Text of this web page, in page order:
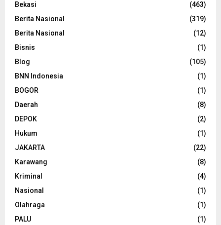
Bekasi
(463)
Berita Nasional
(319)
Berita Nasional
(12)
Bisnis
(1)
Blog
(105)
BNN Indonesia
(1)
BOGOR
(1)
Daerah
(8)
DEPOK
(2)
Hukum
(1)
JAKARTA
(22)
Karawang
(8)
Kriminal
(4)
Nasional
(1)
Olahraga
(1)
PALU
(1)